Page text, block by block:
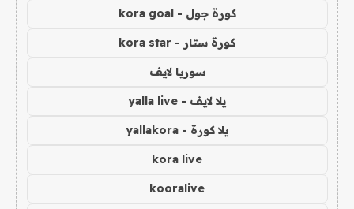
كورة جول - kora goal
كورة ستار - kora star
سوريا لايف
يلا لايف - yalla live
يلا كورة - yallakora
kora live
kooralive